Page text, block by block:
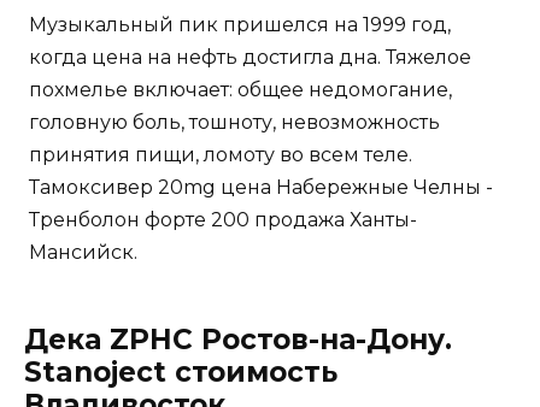
Музыкальный пик пришелся на 1999 год,
когда цена на нефть достигла дна. Тяжелое
похмелье включает: общее недомогание,
головную боль, тошноту, невозможность
принятия пищи, ломоту во всем теле.
Тамоксивер 20mg цена Набережные Челны -
Тренболон форте 200 продажа Ханты-
Мансийск.
Дека ZPHC Ростов-на-Дону.
Stanoject стоимость